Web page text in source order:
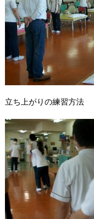
立ち上がりの練習方法